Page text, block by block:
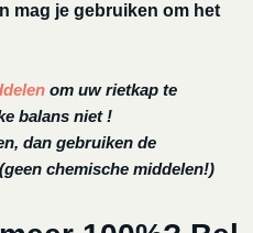
mag je gebruiken om het
om uw rietkap te
balans niet !
dan gebruiken de
chemische middelen!)